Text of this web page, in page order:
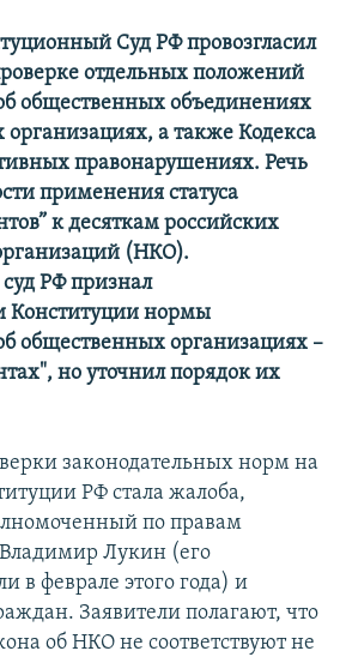
Суд РФ провозгласил
отдельных положений
общественных объединениях
а также Кодекса
правонарушениях. Речь
применения статуса
к десяткам российских
(НКО).
РФ признал
Конституции нормы
общественных организациях –
но уточнил порядок их
законодательных норм на
РФ стала жалоба,
по правам
Лукин (его
в феврале этого года) и
Заявители полагают, что
об НКО не соответствуют не